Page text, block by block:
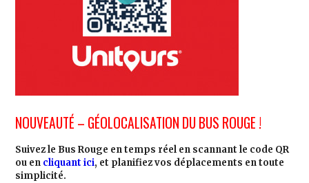
NOUVEAUTÉ – GÉOLOCALISATION DU BUS ROUGE !
Suivez le Bus Rouge en temps réel en scannant le code QR
ou en cliquant ici, et planifiez vos déplacements en toute
simplicité.